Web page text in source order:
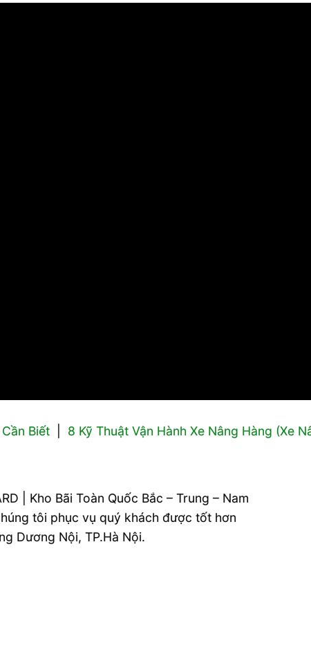
Biết 8 Kỹ Thuật Vận Hành Xe Nâng Hàng (Xe
| Kho Bãi Toàn Quốc Bắc – Trung – Nam
tôi phục vụ quý khách được tốt hơn
Dương Nội, TP.Hà Nội.